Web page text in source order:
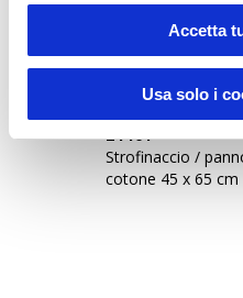
Accetta
Usa solo i
21401
Strofinaccio /
cotone 45 x 65 cm